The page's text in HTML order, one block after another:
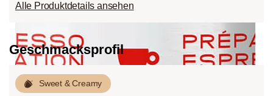
Alle Produktdetails ansehen
Geschmacksprofil
Sweet & Creamy